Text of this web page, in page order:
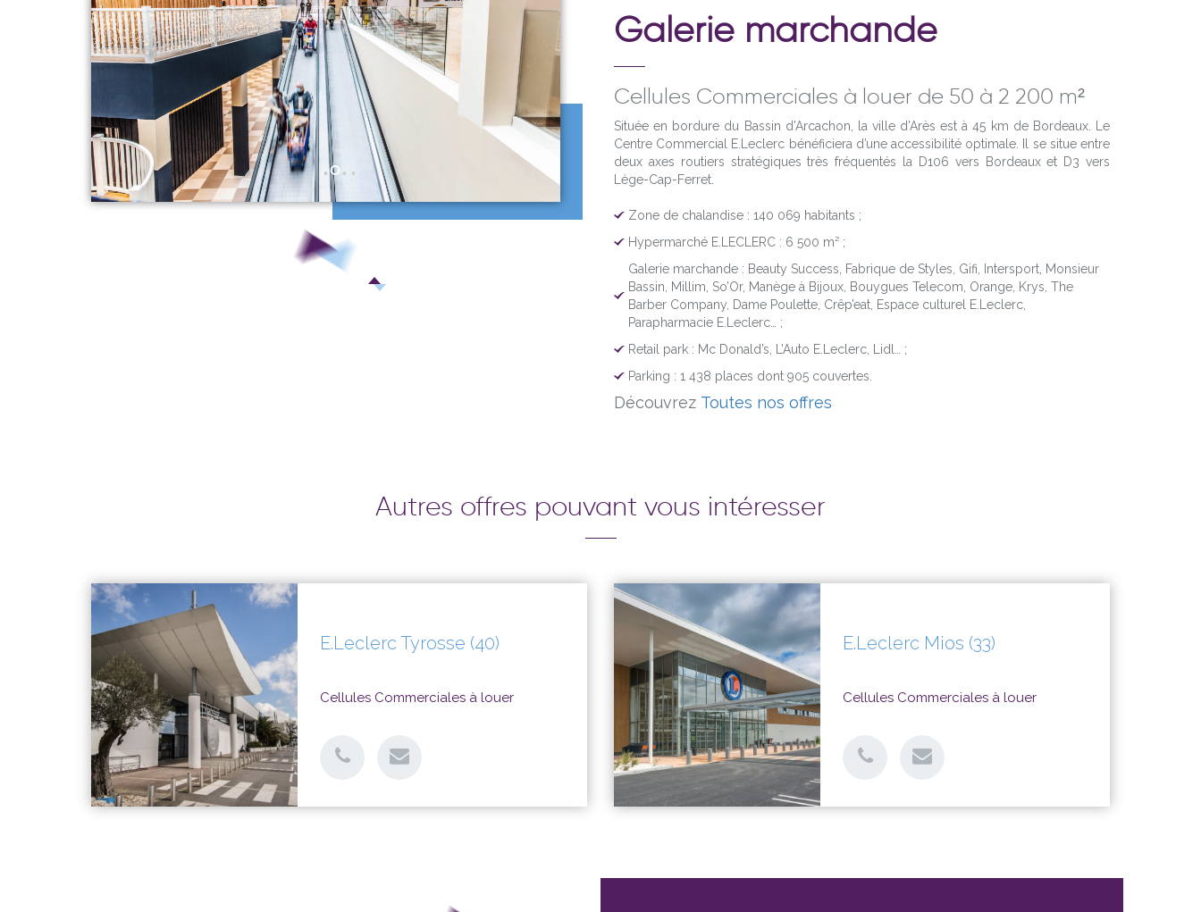
Galerie marchande
Cellules Commerciales à louer de 50 à 2 200 m²
Située en bordure du Bassin d’Arcachon, la ville d’Arès est à 45 km de Bordeaux. Le
Centre Commercial E.Leclerc bénéficiera d’une accessibilité optimale. Il se situe entre
deux axes routiers stratégiques très fréquentés la D106 vers Bordeaux et D3 vers
Lège-Cap-Ferret.
Zone de chalandise : 140 069 habitants ;
Hypermarché E.LECLERC : 6 500 m² ;
Galerie marchande : Beauty Success, Fabrique de Styles, Gifi, Intersport, Monsieur
Bassin, Millim, So’Or, Manège à Bijoux, Bouygues Telecom, Orange, Krys, The
Barber Company, Dame Poulette, Crêp’eat, Espace culturel E.Leclerc,
Parapharmacie E.Leclerc… ;
Retail park : Mc Donald’s, L’Auto E.Leclerc, Lidl… ;
Parking : 1 438 places dont 905 couvertes.
Découvrez Toutes nos offres
Autres offres pouvant vous intéresser
E.Leclerc Tyrosse (40)
Cellules Commerciales à louer
E.Leclerc Mios (33)
Cellules Commerciales à louer